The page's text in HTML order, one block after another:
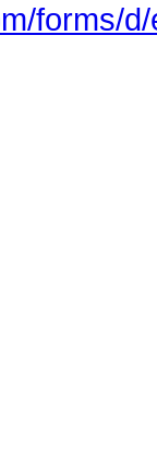
forms/